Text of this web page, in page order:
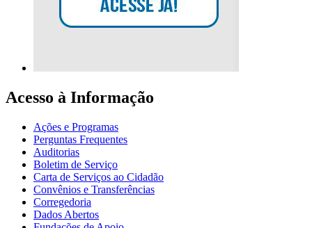
Acesso à Informação
Ações e Programas
Perguntas Frequentes
Auditorias
Boletim de Serviço
Carta de Serviços ao Cidadão
Convênios e Transferências
Corregedoria
Dados Abertos